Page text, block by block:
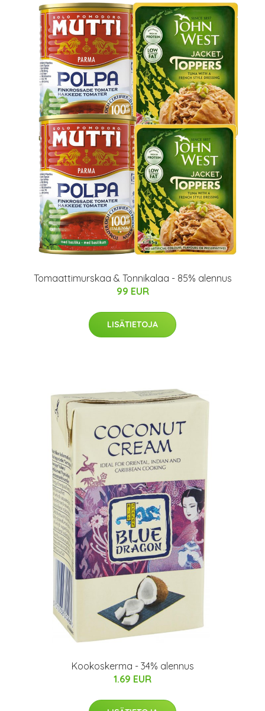
Tomaattimurskaa & Tonnikalaa - 85% alennus
99 EUR
LISÄTIETOJA
Kookoskerma - 34% alennus
1.69 EUR